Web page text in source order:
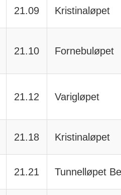
21.09 Kristinaløpet
21.10 Fornebuløpet
21.12 Varigløpet
21.18 Kristinaløpet
21.21 Tunnelløpet